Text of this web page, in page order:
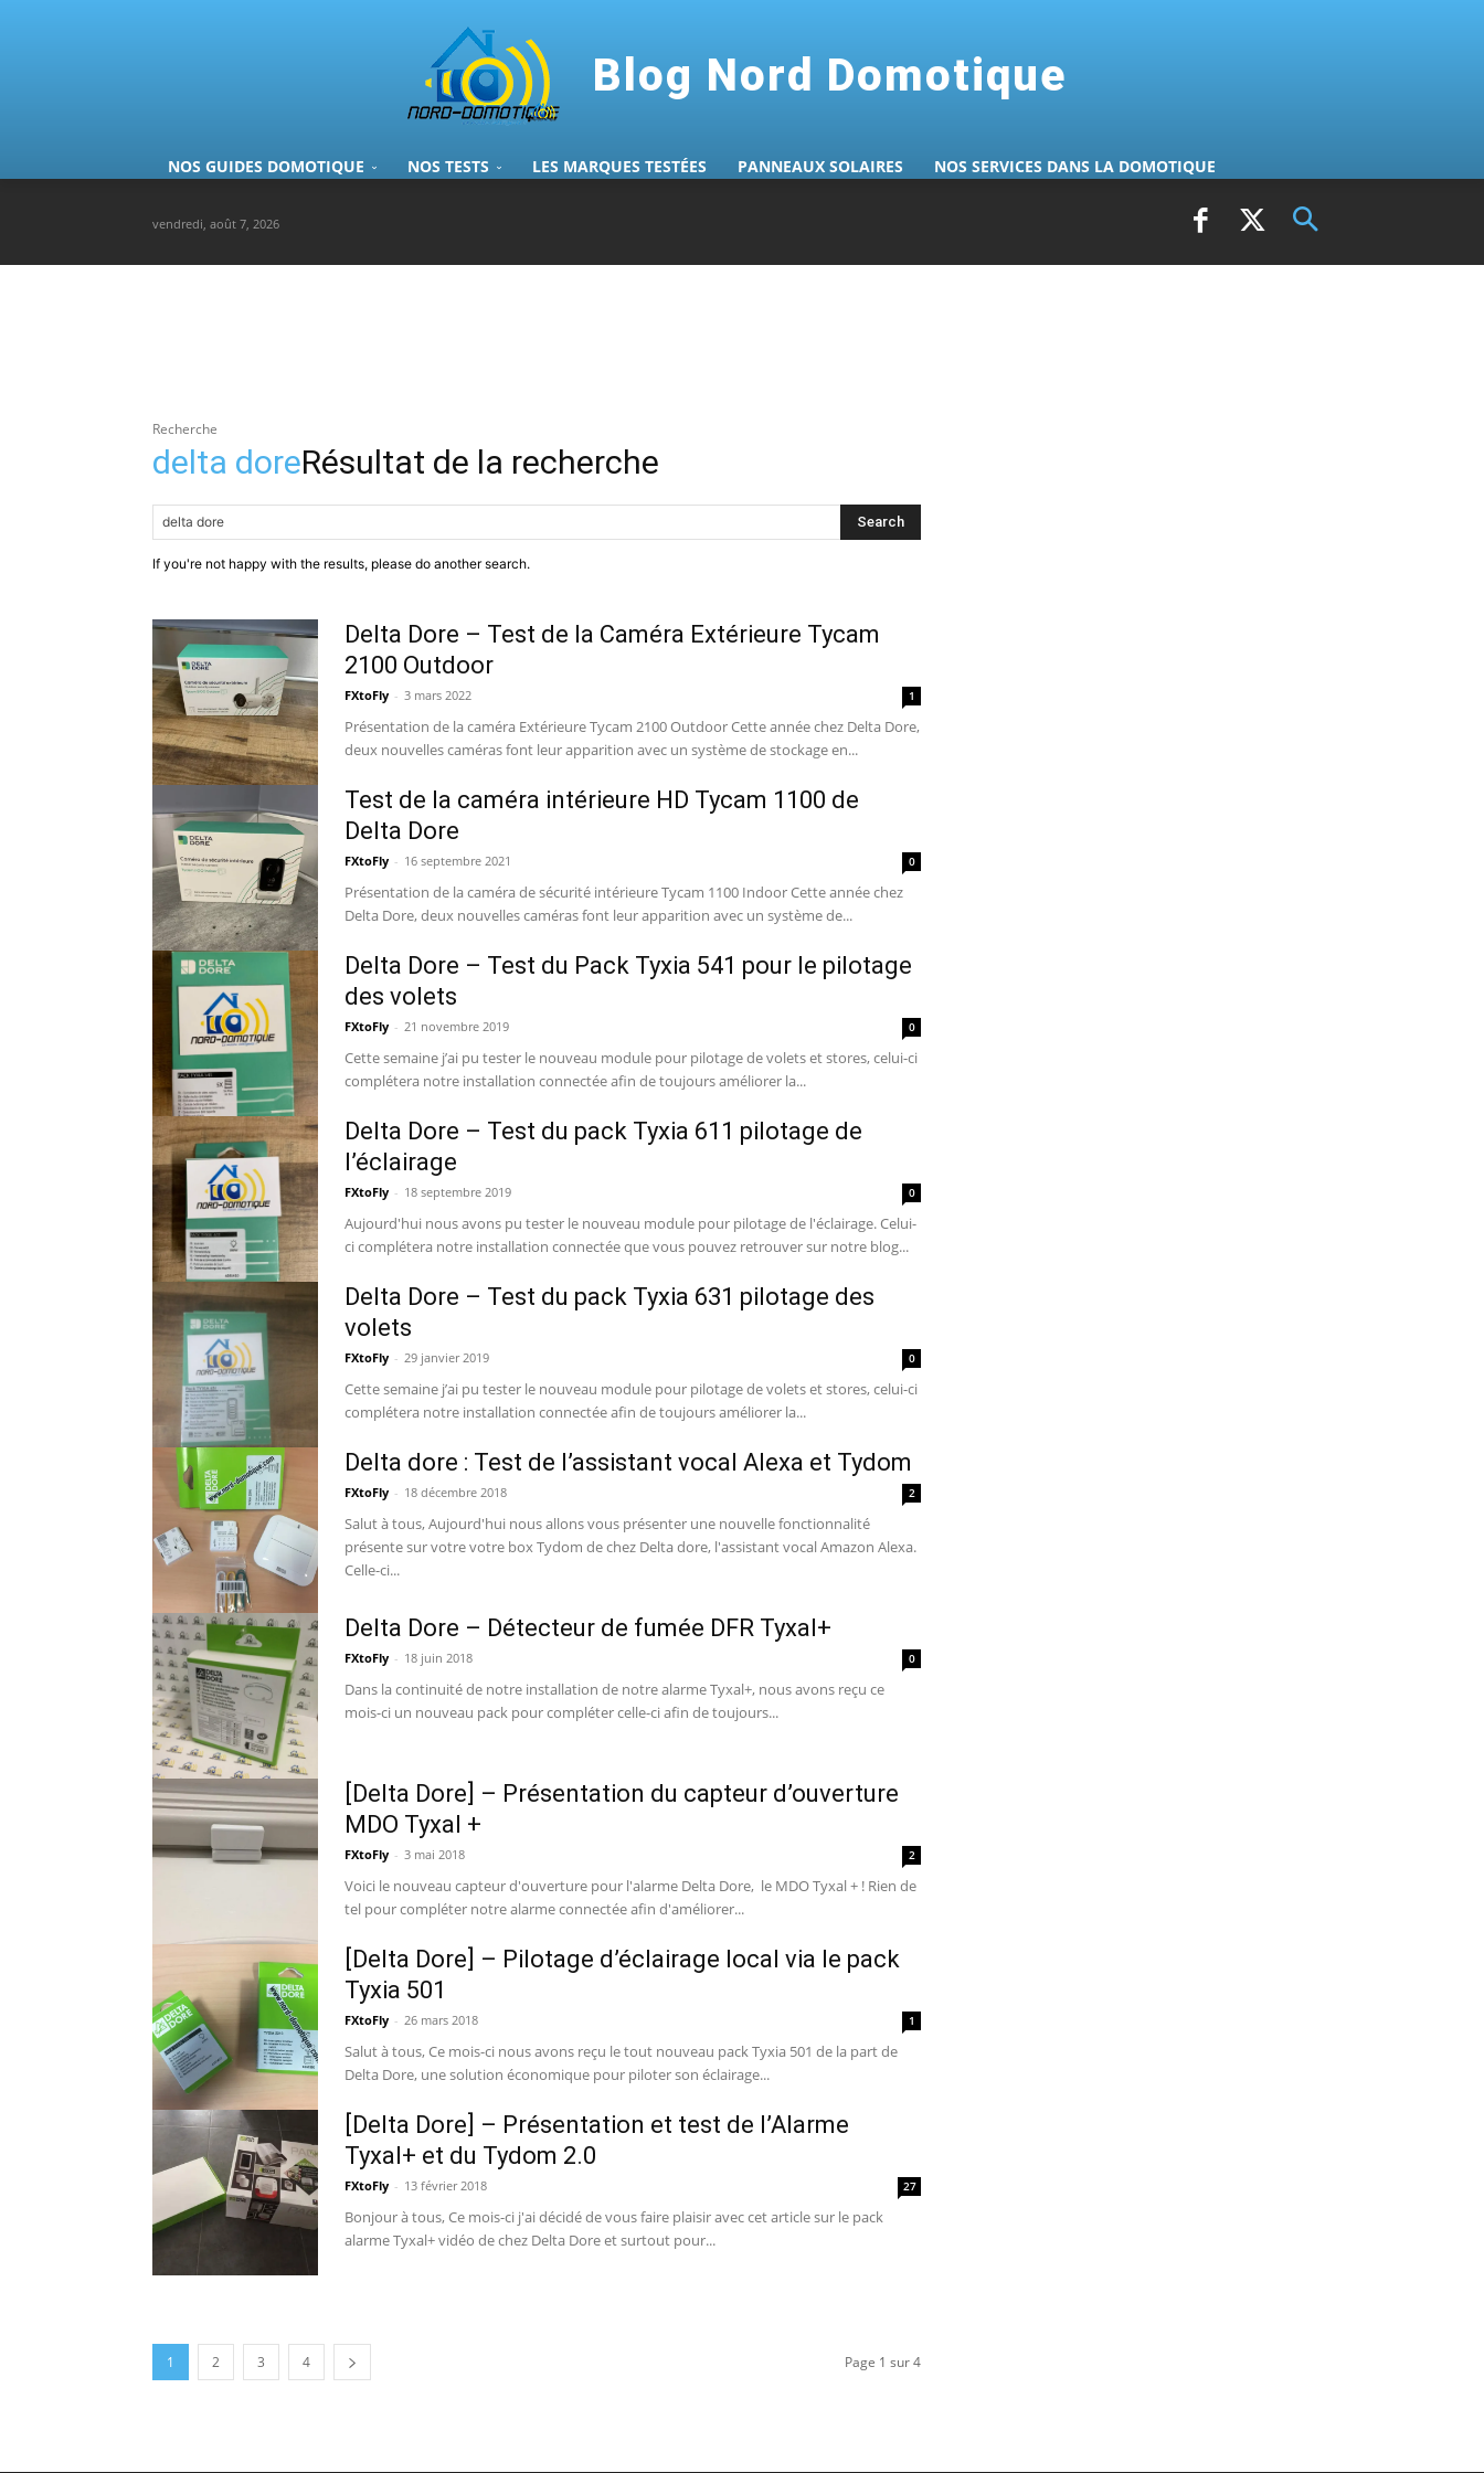
Blog Nord Domotique
NOS GUIDES DOMOTIQUE NOS TESTS LES MARQUES TESTÉES PANNEAUX SOLAIRES NOS SERVICES DANS LA DOMOTIQUE
vendredi, août 7, 2026
Recherche
delta doreRésultat de la recherche
Search
If you're not happy with the results, please do another search.
Delta Dore – Test de la Caméra Extérieure Tycam
2100 Outdoor
FXtoFly - 3 mars 2022 1
Présentation de la caméra Extérieure Tycam 2100 Outdoor Cette année chez Delta Dore,
deux nouvelles caméras font leur apparition avec un système de stockage en...
Test de la caméra intérieure HD Tycam 1100 de
Delta Dore
FXtoFly - 16 septembre 2021 0
Présentation de la caméra de sécurité intérieure Tycam 1100 Indoor Cette année chez
Delta Dore, deux nouvelles caméras font leur apparition avec un système de...
Delta Dore – Test du Pack Tyxia 541 pour le pilotage
des volets
FXtoFly - 21 novembre 2019 0
Cette semaine j’ai pu tester le nouveau module pour pilotage de volets et stores, celui-ci
complétera notre installation connectée afin de toujours améliorer la...
Delta Dore – Test du pack Tyxia 611 pilotage de
l’éclairage
FXtoFly - 18 septembre 2019 0
Aujourd'hui nous avons pu tester le nouveau module pour pilotage de l'éclairage. Celui-
ci complétera notre installation connectée que vous pouvez retrouver sur notre blog...
Delta Dore – Test du pack Tyxia 631 pilotage des
volets
FXtoFly - 29 janvier 2019 0
Cette semaine j’ai pu tester le nouveau module pour pilotage de volets et stores, celui-ci
complétera notre installation connectée afin de toujours améliorer la...
Delta dore : Test de l’assistant vocal Alexa et Tydom
FXtoFly - 18 décembre 2018 2
Salut à tous, Aujourd'hui nous allons vous présenter une nouvelle fonctionnalité
présente sur votre votre box Tydom de chez Delta dore, l'assistant vocal Amazon Alexa.
Celle-ci...
Delta Dore – Détecteur de fumée DFR Tyxal+
FXtoFly - 18 juin 2018 0
Dans la continuité de notre installation de notre alarme Tyxal+, nous avons reçu ce
mois-ci un nouveau pack pour compléter celle-ci afin de toujours...
[Delta Dore] – Présentation du capteur d’ouverture
MDO Tyxal +
FXtoFly - 3 mai 2018 2
Voici le nouveau capteur d'ouverture pour l'alarme Delta Dore, le MDO Tyxal + ! Rien de
tel pour compléter notre alarme connectée afin d'améliorer...
[Delta Dore] – Pilotage d’éclairage local via le pack
Tyxia 501
FXtoFly - 26 mars 2018 1
Salut à tous, Ce mois-ci nous avons reçu le tout nouveau pack Tyxia 501 de la part de
Delta Dore, une solution économique pour piloter son éclairage...
[Delta Dore] – Présentation et test de l’Alarme
Tyxal+ et du Tydom 2.0
FXtoFly - 13 février 2018 27
Bonjour à tous, Ce mois-ci j'ai décidé de vous faire plaisir avec cet article sur le pack
alarme Tyxal+ vidéo de chez Delta Dore et surtout pour...
1 2 3 4 Page 1 sur 4